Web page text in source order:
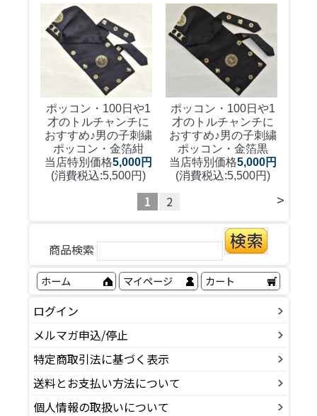
ポッコン・100日や1
才のトルチャンチに
おすすめ♪男の子刺繍
ポッコン・金箔紺
当店特別価格5,000円
(消費税込:5,500円)
ポッコン・100日や1
才のトルチャンチに
おすすめ♪男の子刺繍
ポッコン・金箔黒
当店特別価格5,000円
(消費税込:5,500円)
>
1 2
商品検索
ホーム マイページ カート
ログイン
メルマガ申込/停止
特定商取引法に基づく表示
送料とお支払い方法について
個人情報の取扱いについて